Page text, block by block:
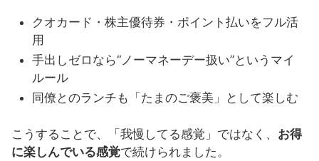
クオカード・株主優待券・ポイント払いをフル活
用
手出しゼロなら“ノーマネーデー扱い”というマイ
ルール
同僚とのランチも「たまのご褒美」として楽しむ
こうすることで、「我慢してる感覚」ではなく、 お得
に楽しんでいる感覚で続けられました。